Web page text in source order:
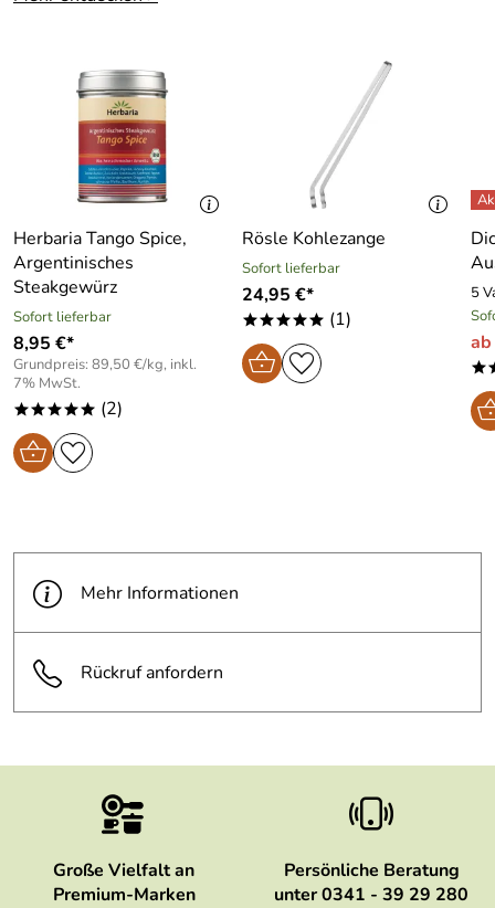
Herbaria Tango Spice,
Argentinisches
Steakgewürz
Sofort lieferbar
8,95 €*
Grundpreis: 89,50 €/kg, inkl.
7% MwSt.
***** (2)
Rösle Kohlezange
Sofort lieferbar
24,95 €*
***** (1)
5
Mehr Informationen
Rückruf anfordern
Große Vielfalt an
Premium-Marken
Persönliche Beratung
unter 0341 - 39 29 280